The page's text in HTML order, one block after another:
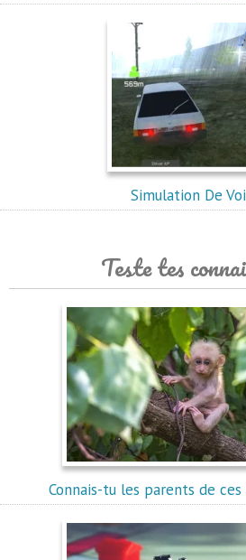
Simulation De
Teste tes
Connais-tu les parents de ces